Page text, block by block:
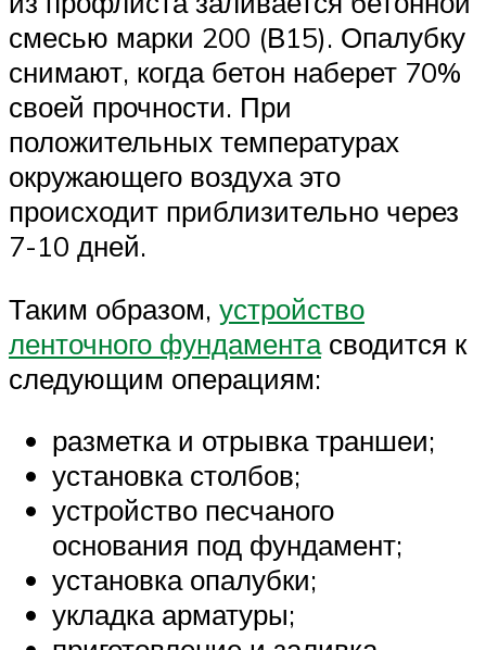
смесью марки 200 (В15). Опалубку
снимают, когда бетон наберет 70%
своей прочности. При
положительных температурах
окружающего воздуха это
происходит приблизительно через
7-10 дней.
Таким образом, устройство
ленточного фундаментасводится к
следующим операциям:
разметка и отрывка траншеи;
установка столбов;
устройство песчаного
основания под фундамент;
установка опалубки;
укладка арматуры;